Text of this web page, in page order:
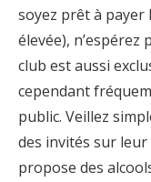
soyez prêt à
élevée), n’espérez
club est aussi
cependant
public. Veillez
des invités sur leur
propose des